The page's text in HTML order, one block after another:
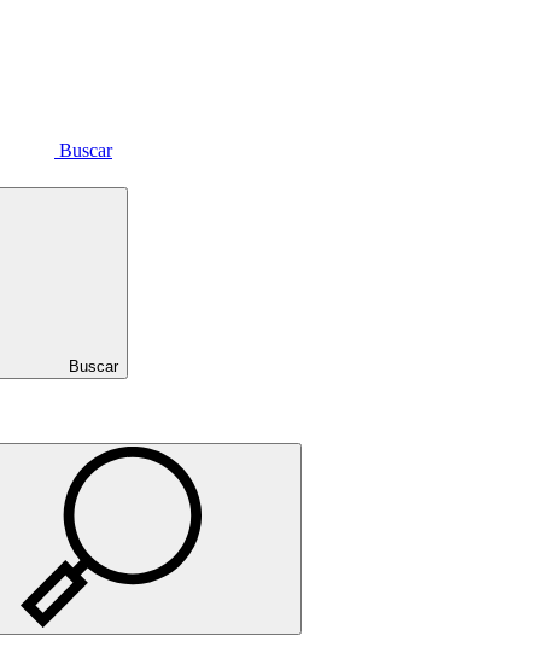
Buscar
Buscar